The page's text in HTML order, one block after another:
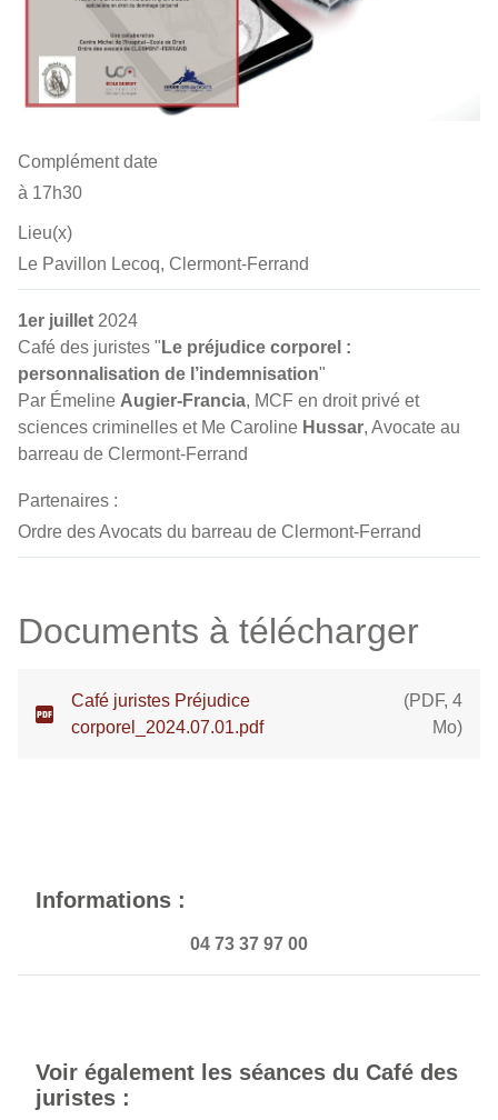
Complément date
à 17h30
Lieu(x)
Le Pavillon Lecoq, Clermont-Ferrand
1er juillet 2024
Café des juristes " Le préjudice corporel :
personnalisation de l’indemnisation"
Par Émeline Augier-Francia, MCF en droit privé et
sciences criminelles et Me Caroline Hussar, Avocate au
barreau de Clermont-Ferrand
Partenaires :
Ordre des Avocats du barreau de Clermont-Ferrand
Documents à télécharger
Café juristes Préjudice
corporel_2024.07.01.pdf
(PDF, 4
Mo)
Informations :
04 73 37 97 00
Voir également les séances du Café des
juristes :